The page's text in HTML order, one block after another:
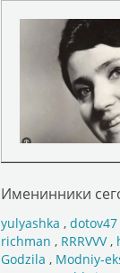
Именинники
yulyashka , dotov47
richman , RRRVVV,
Godzila , Modniy-